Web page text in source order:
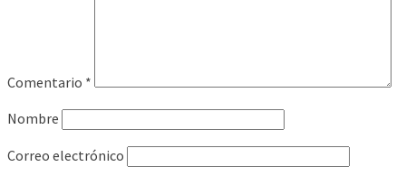
Comentario *
Nombre
Correo electrónico